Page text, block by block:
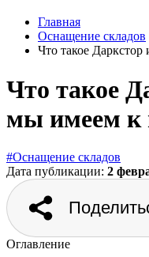
Главная
Оснащение складов
Что такое
Что такое
мы имеем к
#Оснащение складов
Дата публикации: 2
Оглавление